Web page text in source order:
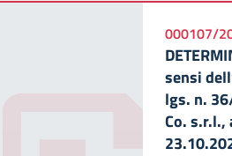
000107/
sensi
lgs. n.
Co. s.r.l.,